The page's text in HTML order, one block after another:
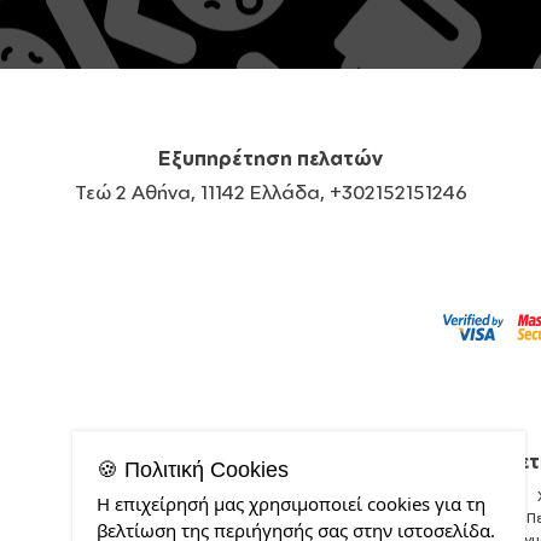
Εξυπηρέτηση πελατών
Τεώ 2 Αθήνα, 11142 Ελλάδα, +302152151246
🍪 Πολιτική Cookies
Η επιχείρησή μας χρησιμοποιεί cookies για τη
βελτίωση της περιήγησής σας στην ιστοσελίδα.